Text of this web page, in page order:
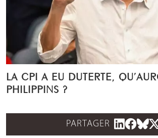
LA CPI A EU DUTERTE,
PHILIPPINS ?
PARTAGER